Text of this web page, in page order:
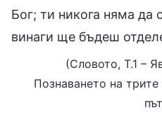
Бог; ти никога няма да
винаги ще бъдеш
(Словото, Т.1 –
Познаването на